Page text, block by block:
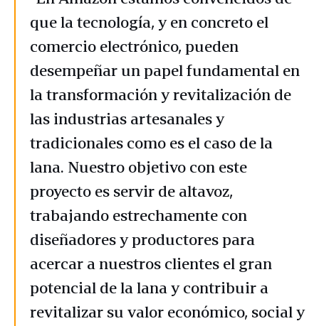
que la tecnología, y en concreto el
comercio electrónico, pueden
desempeñar un papel fundamental en
la transformación y revitalización de
las industrias artesanales y
tradicionales como es el caso de la
lana. Nuestro objetivo con este
proyecto es servir de altavoz,
trabajando estrechamente con
diseñadores y productores para
acercar a nuestros clientes el gran
potencial de la lana y contribuir a
revitalizar su valor económico, social y